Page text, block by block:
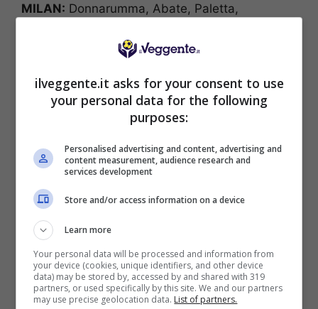
MILAN: Donnarumma, Abate, Paletta,
Bonaventura, Kucka, Lapadula.
Sportiello, Masiello, Toloi, Caldara,
Conti, Kurtic, Kessiè, Gagliardini, Spinazzola,
Gomez, Petagna.
GOL (1.80, Bet365)
BONUS SPORTBET: 100€ SUBITO
Bonus 50€ SENZA deposito + fino a 50€ di
rimborso
Bonus 50€ senza deposito sport + fino a 50€ di
ilveggente.it asks for your consent to use
your personal data for the following
purposes:
Personalised advertising and content, advertising and
content measurement, audience research and
services development
Store and/or access information on a device
Learn more
Your personal data will be processed and information from
your device (cookies, unique identifiers, and other device
data) may be stored by, accessed by and shared with 319
partners, or used specifically by this site. We and our partners
may use precise geolocation data. List of partners.